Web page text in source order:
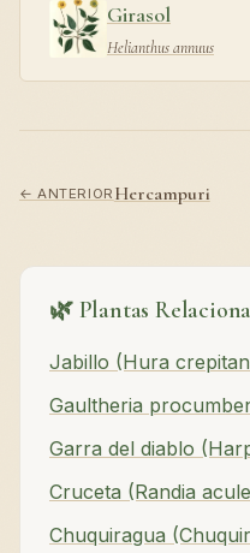
Girasol
Helianthus annuus
← ANTERIORHercampuri
🌿 Plantas
Jabillo (Hura
Gaultheria
Garra del diablo
Cruceta (Randia
Chuquiragua